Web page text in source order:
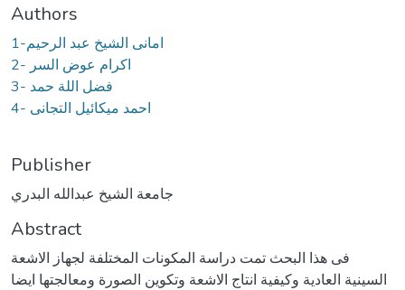
Authors
1-امانى الشيخ عبد الرحيم
2- اكرام عوض السر
3- فضل اللة حمد
4- احمد ميكائيل التجانى
Publisher
جامعة الشيخ عبدالله البدري
Abstract
فى هذا البحث تمت دراسة المكونات المختلفة لجهاز الاشعة
السينية العادية وكيفية انتاج الاشعة وتكوين الصورة ومعالجتها ايضا